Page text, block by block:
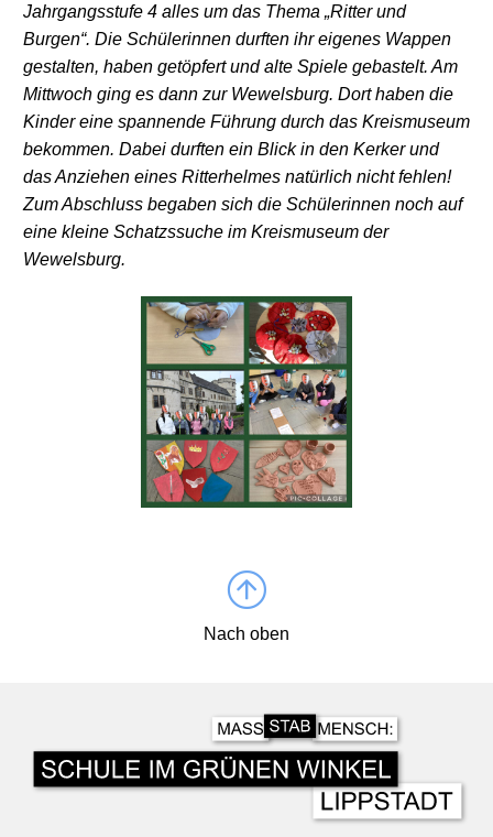
Jahrgangsstufe 4 alles um das Thema „Ritter und
Burgen“. Die Schülerinnen durften ihr eigenes Wappen
gestalten, haben getöpfert und alte Spiele gebastelt. Am
Mittwoch ging es dann zur Wewelsburg. Dort haben die
Kinder eine spannende Führung durch das Kreismuseum
bekommen. Dabei durften ein Blick in den Kerker und
das Anziehen eines Ritterhelmes natürlich nicht fehlen!
Zum Abschluss begaben sich die Schülerinnen noch auf
eine kleine Schatzssuche im Kreismuseum der
Wewelsburg.
Nach oben